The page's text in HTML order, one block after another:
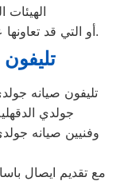
الهيئات
أو التي قد تعاونها على تحقيق غرضها في مصر أو في الخارج.
تليفون صيانه
جولدي
وفنيين صيانه
مع تقديم ايصال